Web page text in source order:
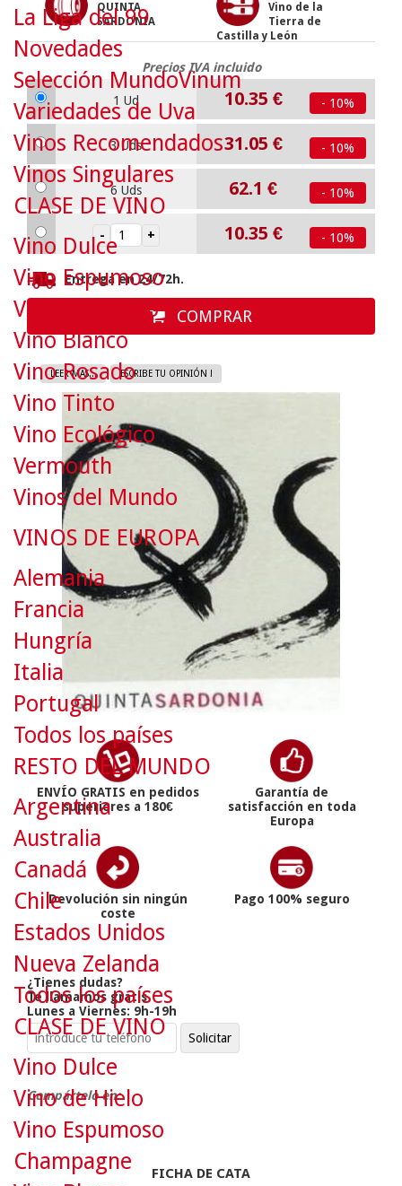
QUINTA
SARDONIA
Vino de la
Tierra de
Castilla y León
Precios IVA incluido
1 Ud 10.35 € - 10%
3 Uds 31.05 € - 10%
6 Uds 62.1 € - 10%
10.35 € - 10%
Entrega en 24/72h.
COMPRAR
LEER MAS... ESCRIBE TU OPINIÓN !
ENVÍO GRATIS en pedidos
superiores a 180€
Garantía de
satisfacción en toda
Europa
Devolución sin ningún
coste
Pago 100% seguro
¿Tienes dudas?
Te llamamos gratis
Lunes a Viernes: 9h-19h
Compártelo en:
FICHA DE CATA
La Liga del 99
Novedades
Selección MundoVinum
Variedades de Uva
Vinos Recomendados
Vinos Singulares
CLASE DE VINO
Vino Dulce
Vino Espumoso
Vino Generoso
Vino Blanco
Vino Rosado
Vino Tinto
Vino Ecológico
Vermouth
Vinos del Mundo
VINOS DE EUROPA
Alemania
Francia
Hungría
Italia
Portugal
Todos los países
RESTO DEL MUNDO
Argentina
Australia
Canadá
Chile
Estados Unidos
Nueva Zelanda
Todos los países
CLASE DE VINO
Vino Dulce
Vino de Hielo
Vino Espumoso
Champagne